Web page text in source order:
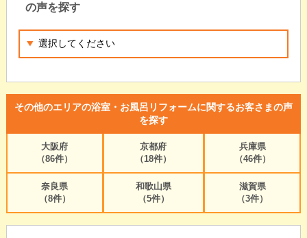
の声を探す
その他のエリアの浴室・お風呂リフォームに関するお客さまの声
を探す
大阪府
（86件）
京都府
（18件）
兵庫県
（46件）
奈良県
（8件）
和歌山県
（5件）
滋賀県
（3件）